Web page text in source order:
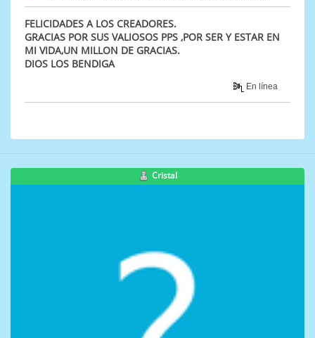
FELICIDADES A LOS CREADORES.
GRACIAS POR SUS VALIOSOS PPS ,POR SER Y ESTAR EN
MI VIDA,UN MILLON DE GRACIAS.
DIOS LOS BENDIGA
En línea
Cristal